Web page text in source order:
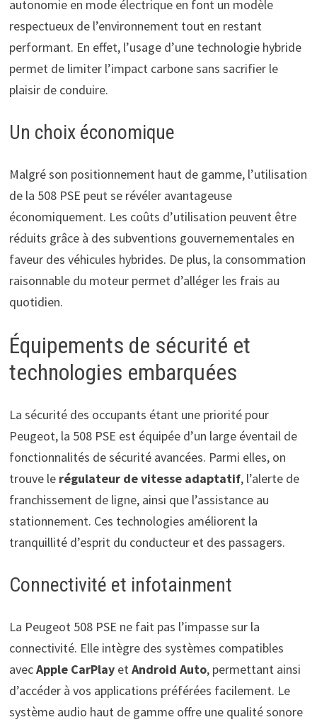
autonomie en mode électrique en font un modèle
respectueux de l’environnement tout en restant
performant. En effet, l’usage d’une technologie hybride
permet de limiter l’impact carbone sans sacrifier le
plaisir de conduire.
Un choix économique
Malgré son positionnement haut de gamme, l’utilisation
de la 508 PSE peut se révéler avantageuse
économiquement. Les coûts d’utilisation peuvent être
réduits grâce à des subventions gouvernementales en
faveur des véhicules hybrides. De plus, la consommation
raisonnable du moteur permet d’alléger les frais au
quotidien.
Équipements de sécurité et
technologies embarquées
La sécurité des occupants étant une priorité pour
Peugeot, la 508 PSE est équipée d’un large éventail de
fonctionnalités de sécurité avancées. Parmi elles, on
trouve le régulateur de vitesse adaptatif, l’alerte de
franchissement de ligne, ainsi que l’assistance au
stationnement. Ces technologies améliorent la
tranquillité d’esprit du conducteur et des passagers.
Connectivité et infotainment
La Peugeot 508 PSE ne fait pas l’impasse sur la
connectivité. Elle intègre des systèmes compatibles
avecApple CarPlay etAndroid Auto, permettant ainsi
d’accéder à vos applications préférées facilement. Le
système audio haut de gamme offre une qualité sonore